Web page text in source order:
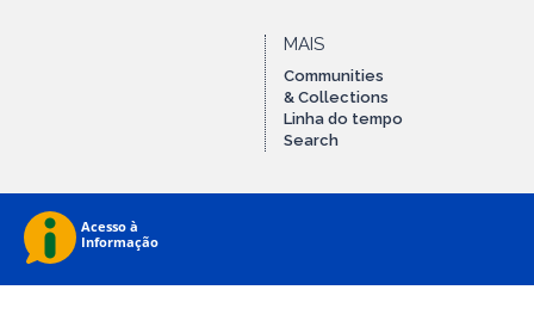
MAIS
Communities
& Collections
Linha do tempo
Search